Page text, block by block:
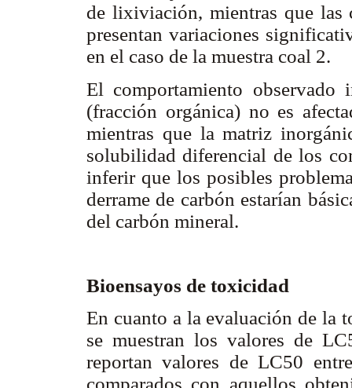
de lixiviación, mientras que las
presentan variaciones
en el caso de la muestra coal 2.
El comportamiento observado
(fracción orgánica) no es
mientras que la matriz
solubilidad diferencial de los
inferir que los posibles
derrame de carbón estarían
del carbón mineral.
Bioensayos de toxicidad
En cuanto a la evaluación de la
se muestran los valores de
reportan valores de LC50
comparados con aquellos